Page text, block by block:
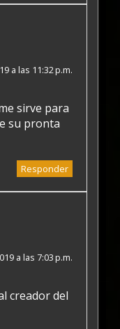
a las 11:32 p.m.
sirve para
su pronta
Responder
a las 7:03 p.m.
creador del